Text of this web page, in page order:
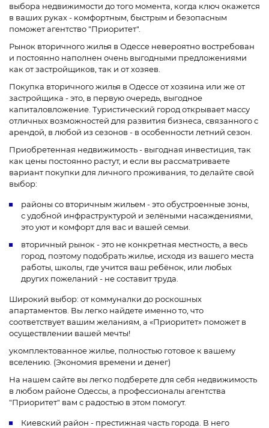
выбора недвижимости до того момента, когда ключ окажется
в ваших руках - комфортным, быстрым и безопасным
поможет агентство "Приоритет".
Рынок вторичного жилья в Одессе невероятно востребован
и постоянно наполнен очень выгодными предложениями
как от застройщиков, так и от хозяев.
Покупка вторичного жилья в Одессе от хозяина или же от
застройщика - это, в первую очередь, выгодное
капиталовложение. Туристический город открывает массу
отличных возможностей для развития бизнеса, связанного с
арендой, в любой из сезонов - в особенности летний сезон.
Приобретенная недвижимость - выгодная инвестиция, так
как цены постоянно растут, и если вы рассматриваете
вариант покупки для личного проживания, то делайте свой
выбор:
районы со вторичным жильем - это обустроенные зоны,
с удобной инфраструктурой и зелёными насаждениями,
это уют и комфорт для вас и вашей семьи.
вторичный рынок - это не конкретная местность, а весь
город, поэтому подобрать жилье, исходя из вашего места
работы, школы, где учится ваш ребёнок, или любых
других пожеланий - не составит труда.
Широкий выбор: от коммуналки до роскошных
апартаментов. Вы легко найдете именно то, что
соответствует вашим желаниям, а «Приоритет» поможет в
осуществлении вашей мечты!
укомплектованное жилье, полностью готовое к вашему
вселению. (Экономия времени и денег)
На нашем сайте вы легко подберете для себя недвижимость
в любом районе Одессы, а профессионалы агентства
"Приоритет" вам с радостью в этом помогут.
Киевский район - престижная часть города. В него